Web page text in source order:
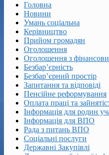
Головна
Новини
Умань соціальна
Керівництво
Прийом громадян
Оголошення
Оголошення з
Безбар’єрність
Безбар’єрний простір
Запитання та відповіді
Пенсійне реформування
Оплата праці та
Інформація для родин
Інформація для ВПО
Рада з питань ВПО
Соціальні послуги
Державні Закупівлі